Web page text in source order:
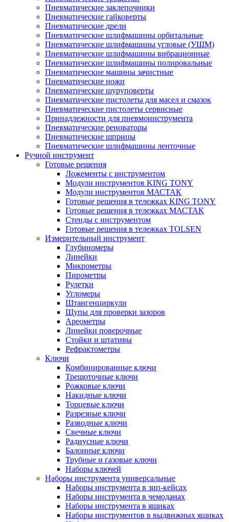
Пневматические заклепочники
Пневматические гайковерты
Пневматические дрели
Пневматические шлифмашины орбитальные
Пневматические шлифмашины угловые (УШМ)
Пневматические шлифмашины вибрационные
Пневматические шлифмашины полировальные
Пневматические машины зачистные
Пневматические ножи
Пневматические шуруповерты
Пневматические пистолеты для масел и смазок
Пневматические пистолеты сервисные
Принадлежности для пневмоинструмента
Пневматические реноваторы
Пневматические шприцы
Пневматические шлифмашины ленточные
Ручной инструмент
Готовые решения
Ложементы с инструментом
Модули инструментов KING TONY
Модули инструментов МАСТАК
Готовые решения в тележках KING TONY
Готовые решения в тележках МАСТАК
Стенды с инструментом
Готовые решения в тележках TOLSEN
Измерительный инструмент
Глубиномеры
Линейки
Микрометры
Пирометры
Рулетки
Угломеры
Штангенциркули
Щупы для проверки зазоров
Ареометры
Линейки поверочные
Стойки и штативы
Рефрактометры
Ключи
Комбинированные ключи
Трещоточные ключи
Рожковые ключи
Накидные ключи
Торцевые ключи
Разрезные ключи
Разводные ключи
Свечные ключи
Радиусные ключи
Балонные ключи
Трубные и газовые ключи
Наборы ключей
Наборы инструмента универсальные
Наборы инструмента в зип-кейсах
Наборы инструмента в чемоданах
Наборы инструмента в ящиках
Наборы инструментов в выдвижных ящиках